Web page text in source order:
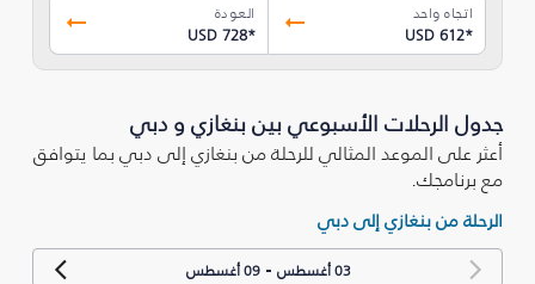
اتجاه واحد
USD 612*
العودة
USD 728*
جدول الرحلات الأسبوعي بين بنغازي و دبي
أعثر على الموعد المثالي للرحلة من بنغازي إلى دبي بما يتوافق
مع برنامجك.
الرحلة من بنغازي إلى دبي
03 أغسطس -09 أغسطس